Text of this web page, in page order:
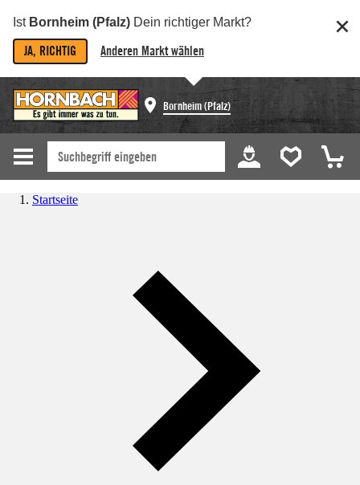
Ist Bornheim (Pfalz) Dein richtiger Markt?
JA, RICHTIG Anderen Markt wählen
Bornheim (Pfalz)
Startseite